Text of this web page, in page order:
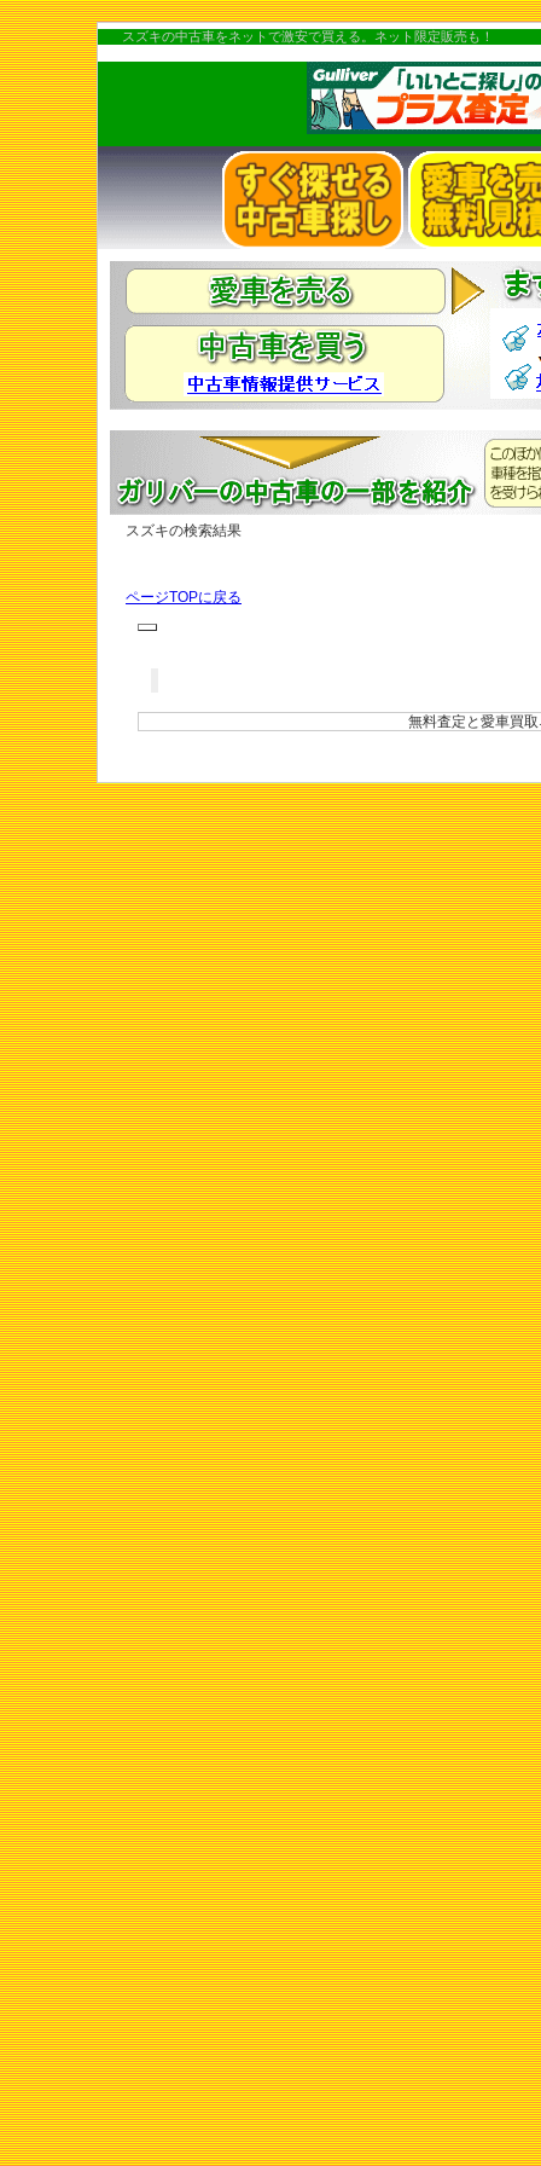
スズキの中古車をネットで激安で買える。ネット限定販売も！
スズキの検索結果
ページTOPに戻る
無料査定と愛車買